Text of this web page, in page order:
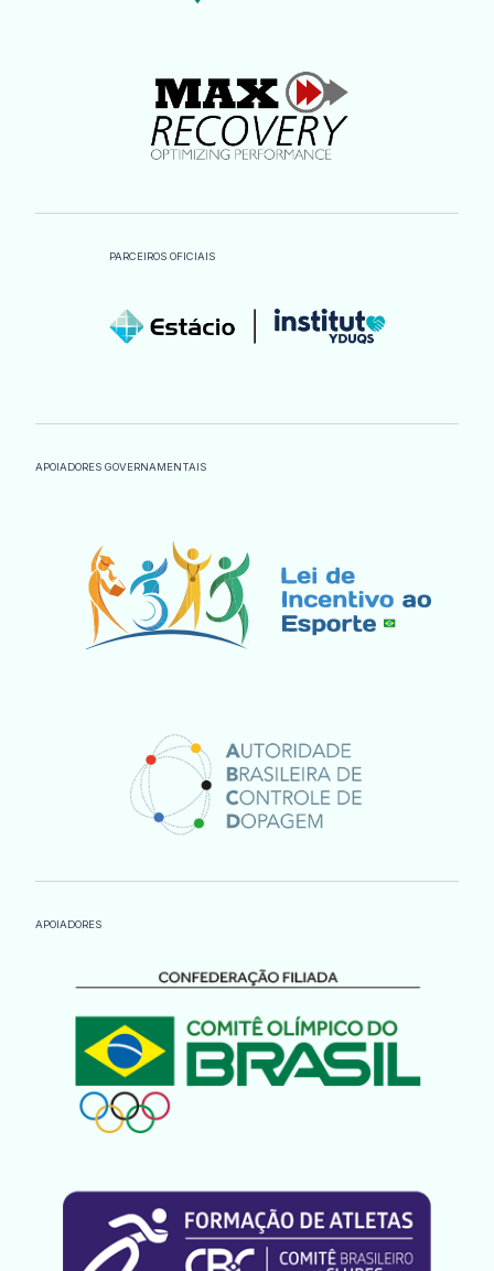
PARCEIROS OFICIAIS
APOIADORES GOVERNAMENTAIS
APOIADORES